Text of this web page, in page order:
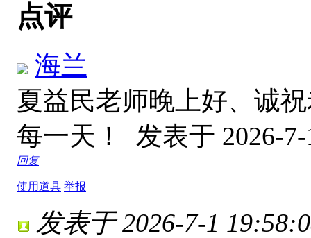
点评
海兰
夏益民老师晚上好、诚
每一天！ 发表于 2026-
回复
使用道具 举报
发表于 2026-7-1